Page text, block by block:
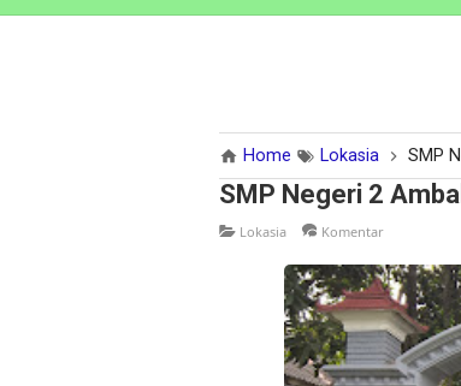
Home Lokasia SMP
SMP Negeri 2
Lokasia Komentar